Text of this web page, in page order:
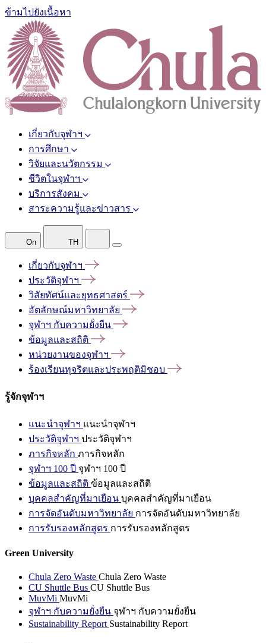
ข้ามไปยังเนื้อหา
เกี่ยวกับจุฬาฯ
การศึกษา
วิจัยและนวัตกรรม
ชีวิตในจุฬาฯ
บริการสังคม
สาระความรู้และข่าวสาร
On TH
เกี่ยวกับจุฬาฯ
ประวัติจุฬาฯ
วิสัยทัศน์และยุทธศาสตร์
อัตลักษณ์มหาวิทยาลัย
จุฬาฯ กับความยั่งยืน
ข้อมูลและสถิติ
หน่วยงานของจุฬาฯ
ร้องเรียนทุจริตและประพฤติมิชอบ
รู้จักจุฬาฯ
แนะนำจุฬาฯ แนะนำจุฬาฯ
ประวัติจุฬาฯ ประวัติจุฬาฯ
ภารกิจหลัก ภารกิจหลัก
จุฬาฯ 100 ปี จุฬาฯ 100 ปี
ข้อมูลและสถิติ ข้อมูลและสถิติ
บุคคลสำคัญที่มาเยือน บุคคลสำคัญที่มาเยือน
การจัดอันดับมหาวิทยาลัย การจัดอันดับมหาวิทยาลัย
การรับรองหลักสูตร การรับรองหลักสูตร
Green University
Chula Zero Waste Chula Zero Waste
CU Shuttle Bus CU Shuttle Bus
MuvMi MuvMi
จุฬาฯ กับความยั่งยืน จุฬาฯ กับความยั่งยืน
Sustainability Report Sustainability Report